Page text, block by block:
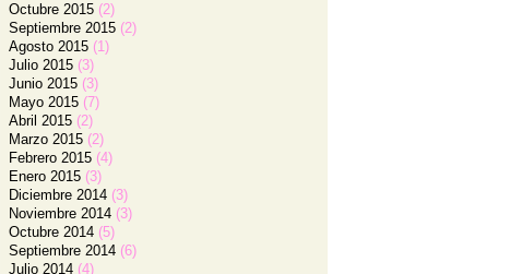
Octubre 2015 (2)
Septiembre 2015 (2)
Agosto 2015 (1)
Julio 2015 (3)
Junio 2015 (3)
Mayo 2015 (7)
Abril 2015 (2)
Marzo 2015 (2)
Febrero 2015 (4)
Enero 2015 (3)
Diciembre 2014 (3)
Noviembre 2014 (3)
Octubre 2014 (5)
Septiembre 2014 (6)
Julio 2014 (4)